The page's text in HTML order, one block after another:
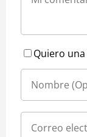
Quiero